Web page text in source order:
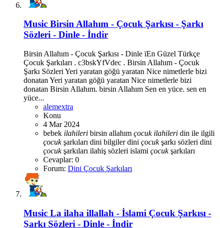
Music Birsin Allahım - Çocuk Şarkısı - Şarkı
Sözleri - Dinle - İndir
Birsin Allahım - Çocuk Şarkısı - Dinle ïEn Güzel Türkçe
Çocuk Şarkıları . c3bskYfVdec . Birsin Allahım - Çocuk
Şarkı Sözleri Yeri yaratan göğü yaratan Nice nimetlerle bizi
donatan Yeri yaratan göğü yaratan Nice nimetlerle bizi
donatan Birsin Allahım. birsin Allahım Sen en yüce. sen en
yüce...
alemextra
Konu
4 Mar 2024
bebek ilahileri birsin allahım çocuk ilahileri din ile ilgili
çocukşarkıları dini bilgilerdini çocukşarkı sözleri dini
çocukşarkıları ilahiş sözleri islami çocukşarkıları
Cevaplar: 0
Forum: Dini Çocuk Şarkıları
Music La ilaha illallah - İslami Çocuk Şarkısı -
Şarkı Sözleri - Dinle - İndir